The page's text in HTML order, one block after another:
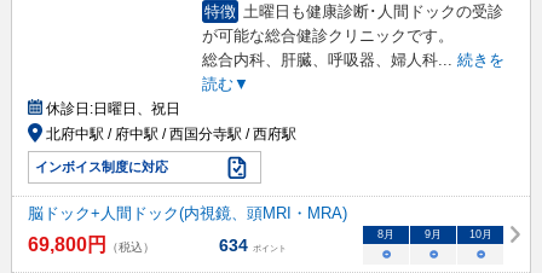
特徴 土曜日も健康診断･人間ドックの受診
が可能な総合健診クリニックです。
総合内科、肝臓、呼吸器、婦人科...
続きを
読む▼
休診日:日曜日、祝日
北府中駅 / 府中駅 / 西国分寺駅 / 西府駅
インボイス制度に対応
脳ドック+人間ドック(内視鏡、頭MRI・MRA)
69,800円 （税込） 634 ポイント
8 月 9 月 10月
○ ○ ○